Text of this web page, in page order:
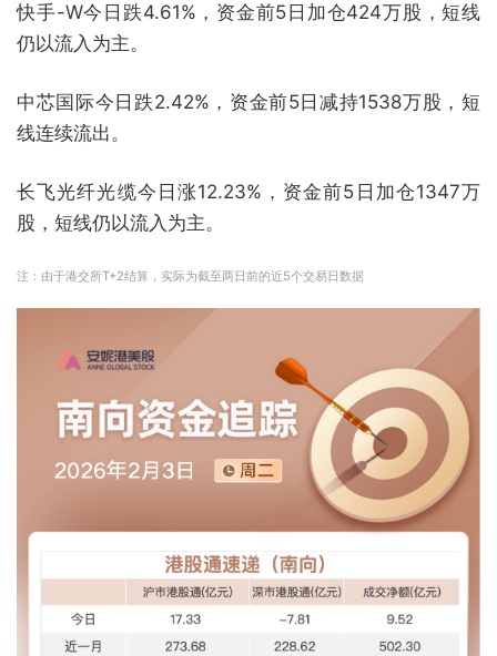
快手-W今日跌4.61%，资金前5日加仓424万股，短线
仍以流入为主。
中芯国际今日跌2.42%，资金前5日减持1538万股，短
线连续流出。
长飞光纤光缆今日涨12.23%，资金前5日加仓1347万
股，短线仍以流入为主。
注：由于港交所T+2结算，实际为截至两日前的近5个交易日数据